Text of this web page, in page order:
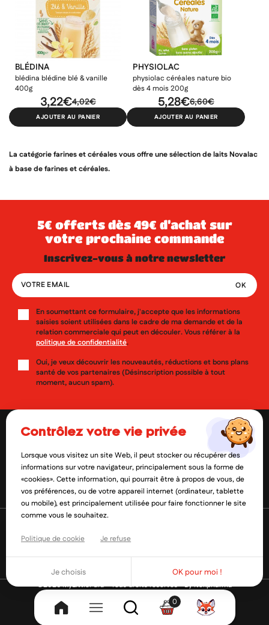
BLÉDINA
blédina blédine blé & vanille
400g
4,02€
3,22€
AJOUTER AU PANIER
PHYSIOLAC
physiolac céréales nature bio
dès 4 mois 200g
6,60€
5,28€
AJOUTER AU PANIER
La catégorie farines et céréales vous offre une sélection de laits Novalac
à base de farines et céréales.
5€ offerts dès 49€ d’achat sur
votre prochaine commande
inscrivez-vous à notre newsletter
En soumettant ce formulaire, j'accepte que les informations
saisies soient utilisées dans le cadre de ma demande et de la
relation commerciale qui peut en découler. Vous référer à la
politique de confidentialité.
Oui, je veux découvrir les nouveautés, réductions et bons plans
santé de vos partenaires (Désinscription possible à tout
moment, aucun spam).
contact@mylittlepara.com
01 85 09 61 52
©2026 MyLittlePara - Tous droits réservés -By Itekpharma
0
contrôlez votre vie privée
Lorsque vous visitez un site Web, il peut stocker ou récupérer des
informations sur votre navigateur, principalement sous la forme de
«cookies». Cette information, qui pourrait être à propos de vous, de
vos préférences, ou de votre appareil internet (ordinateur, tablette
ou mobile), est principalement utilisée pour faire fonctionner le site
comme vous le souhaitez.
Politique de cookie Je refuse
Je choisis OK pour moi !